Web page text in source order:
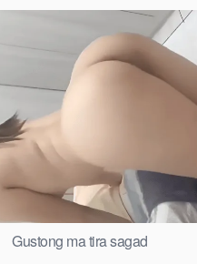
Gustong ma tira sagad